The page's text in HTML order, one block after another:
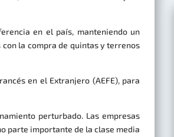
en el país, manteniendo un
la compra de quintas y terrenos
en el Extranjero (AEFE), para
perturbado. Las empresas
parte importante de la clase media